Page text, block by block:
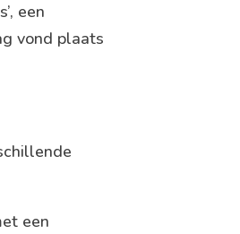
een
vond plaats
een